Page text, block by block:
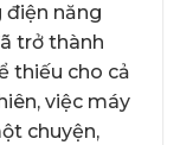
điện năng
trở thành
thiếu cho cả
việc máy
chuyện,